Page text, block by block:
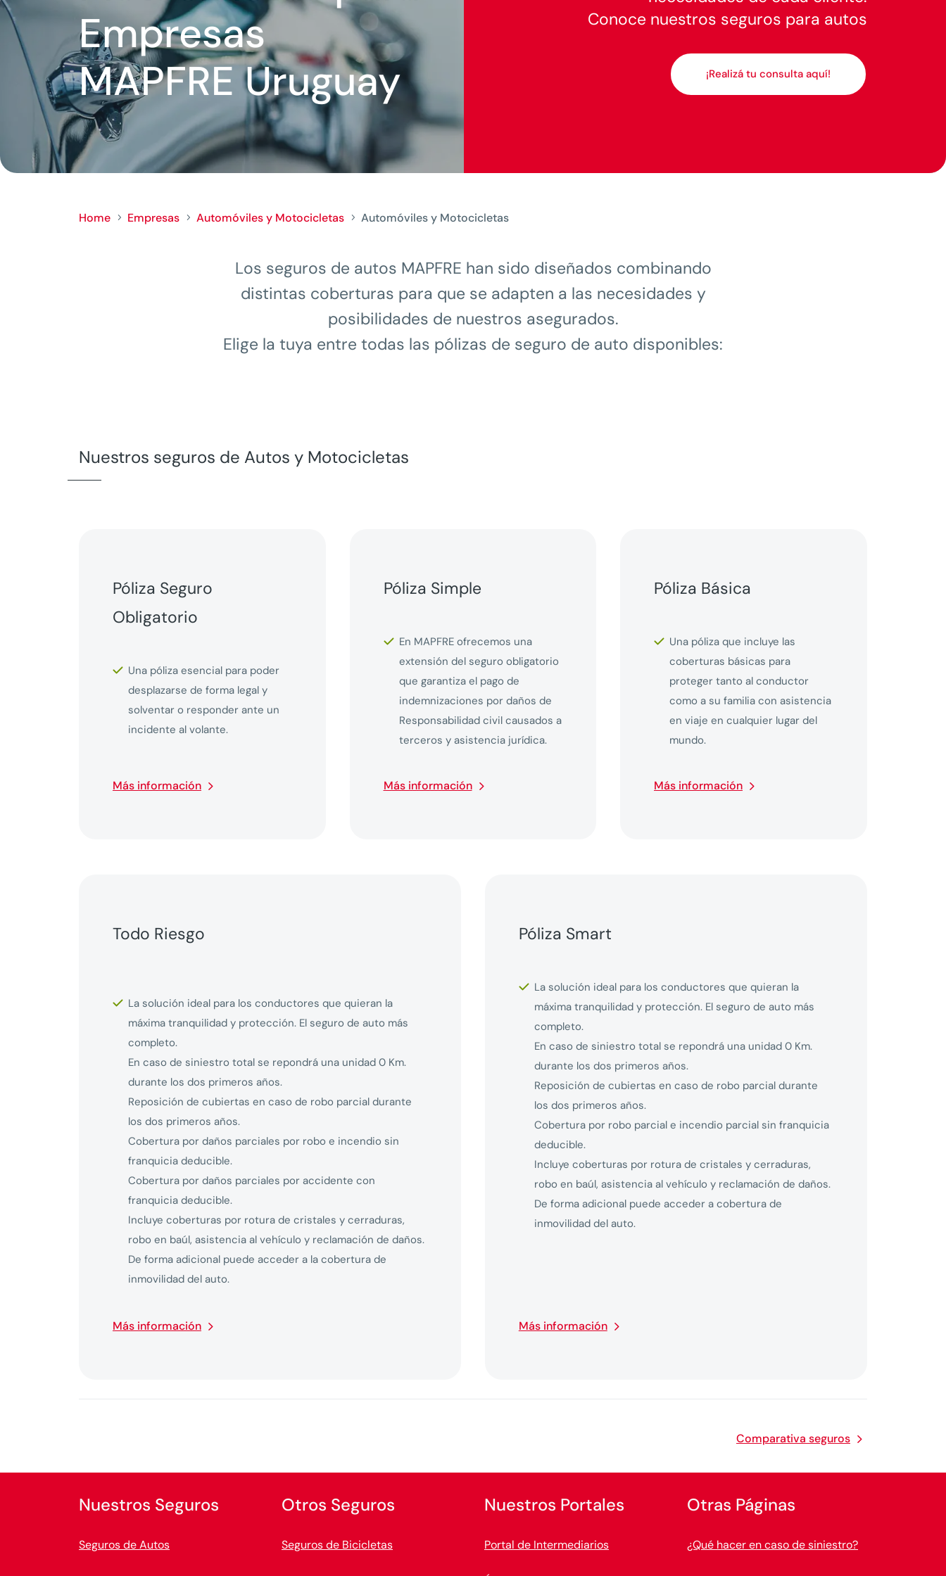
Empresas
MAPFRE Uruguay
Conoce nuestros seguros para autos
¡Realizá tu consulta aquí!
Home 5 Empresas 5 Automóviles y Motocicletas 5 Automóviles y Motocicletas
Los seguros de autos MAPFRE han sido diseñados combinando
distintas coberturas para que se adapten a las necesidades y
posibilidades de nuestros asegurados.
Elige la tuya entre todas las pólizas de seguro de auto disponibles:
Nuestros seguros de Autos y Motocicletas
Póliza Seguro
Obligatorio
Una póliza esencial para poder
desplazarse de forma legal y
solventar o responder ante un
incidente al volante.
Más información
Póliza Simple
En MAPFRE ofrecemos una
extensión del seguro obligatorio
que garantiza el pago de
indemnizaciones por daños de
Responsabilidad civil causados a
terceros y asistencia jurídica.
Más información
Póliza Básica
Una póliza que incluye las
coberturas básicas para
proteger tanto al conductor
como a su familia con asistencia
en viaje en cualquier lugar del
mundo.
Más información
Todo Riesgo
La solución ideal para los conductores que quieran la
máxima tranquilidad y protección. El seguro de auto más
completo.
En caso de siniestro total se repondrá una unidad 0 Km.
durante los dos primeros años.
Reposición de cubiertas en caso de robo parcial durante
los dos primeros años.
Cobertura por daños parciales por robo e incendio sin
franquicia deducible.
Cobertura por daños parciales por accidente con
franquicia deducible.
Incluye coberturas por rotura de cristales y cerraduras,
robo en baúl, asistencia al vehículo y reclamación de daños.
De forma adicional puede acceder a la cobertura de
inmovilidad del auto.
Más información
Póliza Smart
La solución ideal para los conductores que quieran la
máxima tranquilidad y protección. El seguro de auto más
completo.
En caso de siniestro total se repondrá una unidad 0 Km.
durante los dos primeros años.
Reposición de cubiertas en caso de robo parcial durante
los dos primeros años.
Cobertura por robo parcial e incendio parcial sin franquicia
deducible.
Incluye coberturas por rotura de cristales y cerraduras,
robo en baúl, asistencia al vehículo y reclamación de daños.
De forma adicional puede acceder a cobertura de
inmovilidad del auto.
Más información
Comparativa seguros
Nuestros Seguros
Seguros de Autos
Otros Seguros
Seguros de Bicicletas
Nuestros Portales
Portal de Intermediarios
Otras Páginas
¿Qué hacer en caso de siniestro?